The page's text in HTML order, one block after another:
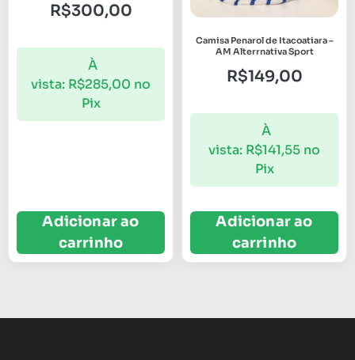
R$300,00
À
vista: R$285,00 no
Pix
Adicionar ao
carrinho
Camisa Penarol de Itacoatiara –
AM Alterrnativa Sport
R$149,00
À
vista: R$141,55 no
Pix
Adicionar ao
carrinho